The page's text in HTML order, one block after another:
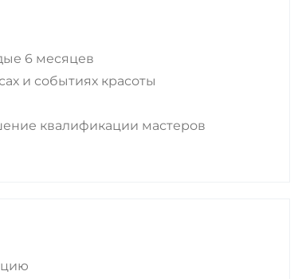
6 месяцев
и событиях красоты
квалификации мастеров